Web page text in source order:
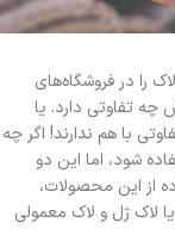
را در فروشگاه‌های
چه تفاوتی دارد. یا
با هم ندارند! اگر چه
شود، اما این دو
از این محصولات،
لاک ژل و لاک معمولی